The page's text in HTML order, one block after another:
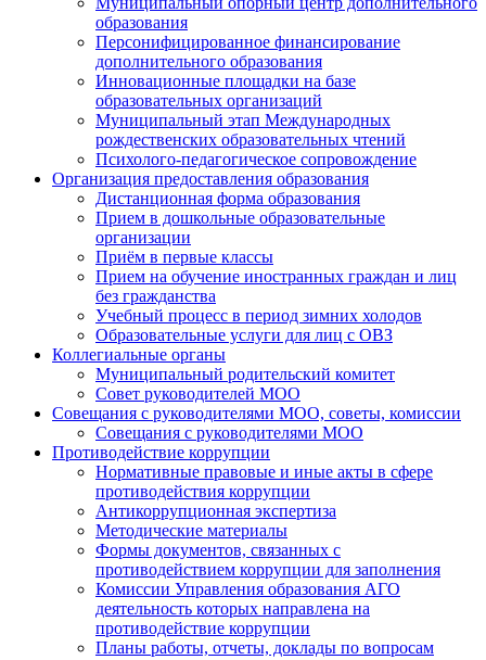
образования
Персонифицированное финансирование
дополнительного образования
Инновационные площадки на базе
образовательных организаций
Муниципальный этап Международных
рождественских образовательных чтений
Психолого-педагогическое сопровождение
Организация предоставления образования
Дистанционная форма образования
Прием в дошкольные образовательные
организации
Приём в первые классы
Прием на обучение иностранных граждан и лиц
без гражданства
Учебный процесс в период зимних холодов
Образовательные услуги для лиц с ОВЗ
Коллегиальные органы
Муниципальный родительский комитет
Совет руководителей МОО
Совещания с руководителями МОО, советы, комиссии
Совещания с руководителями МОО
Противодействие коррупции
Нормативные правовые и иные акты в сфере
противодействия коррупции
Антикоррупционная экспертиза
Методические материалы
Формы документов, связанных с
противодействием коррупции для заполнения
Комиссии Управления образования АГО
деятельность которых направлена на
противодействие коррупции
Планы работы, отчеты, доклады по вопросам